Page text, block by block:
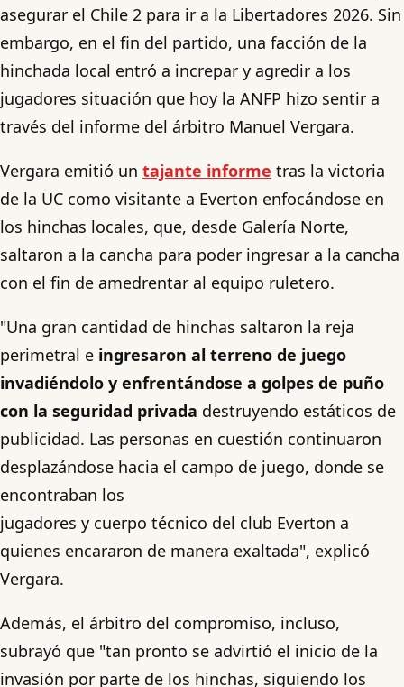
asegurar el Chile 2 para ir a la Libertadores 2026. Sin
embargo, en el fin del partido, una facción de la
hinchada local entró a increpar y agredir a los
jugadores situación que hoy la ANFP hizo sentir a
través del informe del árbitro Manuel Vergara.
Vergara emitió un tajante informe tras la victoria
de la UC como visitante a Everton enfocándose en
los hinchas locales, que, desde Galería Norte,
saltaron a la cancha para poder ingresar a la cancha
con el fin de amedrentar al equipo ruletero.
"Una gran cantidad de hinchas saltaron la reja
perimetral e ingresaron al terreno de juego
invadiéndolo y enfrentándose a golpes de puño
con la seguridad privada destruyendo estáticos de
publicidad. Las personas en cuestión continuaron
desplazándose hacia el campo de juego, donde se
encontraban los
jugadores y cuerpo técnico del club Everton a
quienes encararon de manera exaltada", explicó
Vergara.
Además, el árbitro del compromiso, incluso,
subrayó que "tan pronto se advirtió el inicio de la
invasión por parte de los hinchas, siguiendo los